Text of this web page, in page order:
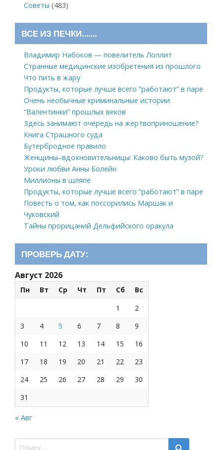
Советы (483)
ВСЕ ИЗ ПЕЧКИ…….
Владимир Набоков — повелитель Лоллит
Странные медицинские изобретения из прошлого
Что пить в жару
Продукты, которые лучше всего “работают” в паре
Очень необычные криминальные истории
“Валентинки” прошлых веков
Здесь занимают очередь на жертвоприношение?
Книга Страшного суда
Бутербродное правило
Женщины–вдохновительницы: Каково быть музой?
Уроки любви Анны Болейн
Миллионы в шляпе
Продукты, которые лучше всего “работают” в паре
Повесть о том, как поссорились Маршак и
Чуковский
Тайны прорицаний Дельфийского оракула
ПРОВЕРЬ ДАТУ:
Август 2026
Пн Вт Ср Чт Пт Сб
Вс
1
2
3
4 5 6 7 8
9
10
11 12 13 14 15
16
17
18 19 20 21 22
23
24
25 26 27 28 29
30
31
« Авг